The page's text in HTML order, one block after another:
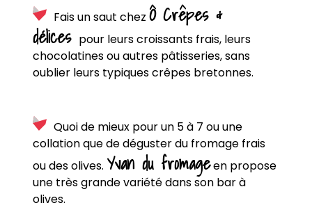
Fais un saut chez Ô Crêpes &
délices pour leurs croissants frais, leurs
chocolatines ou autres pâtisseries, sans
oublier leurs typiques crêpes bretonnes.
Quoi de mieux pour un 5 à 7 ou une
collation que de déguster du fromage frais
ou des olives. Yvan du fromageen propose
une très grande variété dans son bar à
olives.